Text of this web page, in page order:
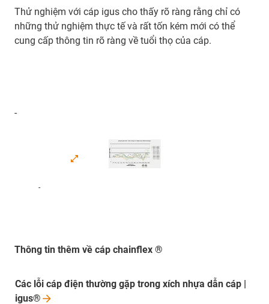
Thử nghiệm với cáp igus cho thấy rõ ràng rằng chỉ có
những thử nghiệm thực tế và rất tốn kém mới có thể
cung cấp thông tin rõ ràng về tuổi thọ của cáp.
-
-
Thông tin thêm về cáp chainflex ®
Các lỗi cáp điện thường gặp trong xích nhựa dẫn cáp |
igus®